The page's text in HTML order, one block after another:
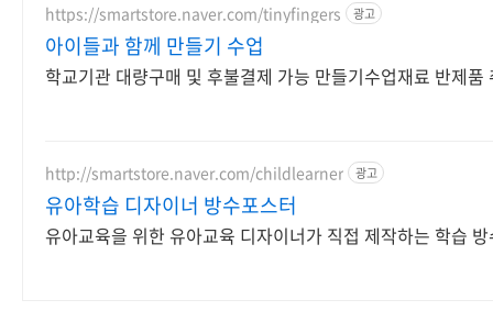
https://smartstore.naver.com/tinyfingers 광고
아이들과 함께 만들기 수업
학교기관 대량구매 및 후불결제 가능 만들기수업재료 반제품
http://smartstore.naver.com/childlearner 광고
유아학습 디자이너 방수포스터
유아교육을 위한 유아교육 디자이너가 직접 제작하는 학습